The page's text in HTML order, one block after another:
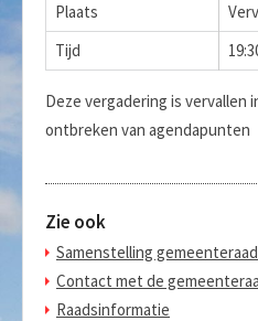
Plaats
Tijd
Deze vergadering is vervallen
ontbreken van agendapunten
Zie ook
Samenstelling gemeenteraad
Contact met de
Raadsinformatie